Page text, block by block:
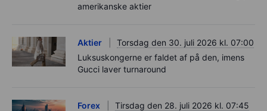
amerikanske aktier
Aktier
Torsdag den 30. juli 2026 kl. 07:00
Luksuskongerne er faldet af på den, imens
Gucci laver turnaround
Forex
Tirsdag den 28. juli 2026 kl. 07:45